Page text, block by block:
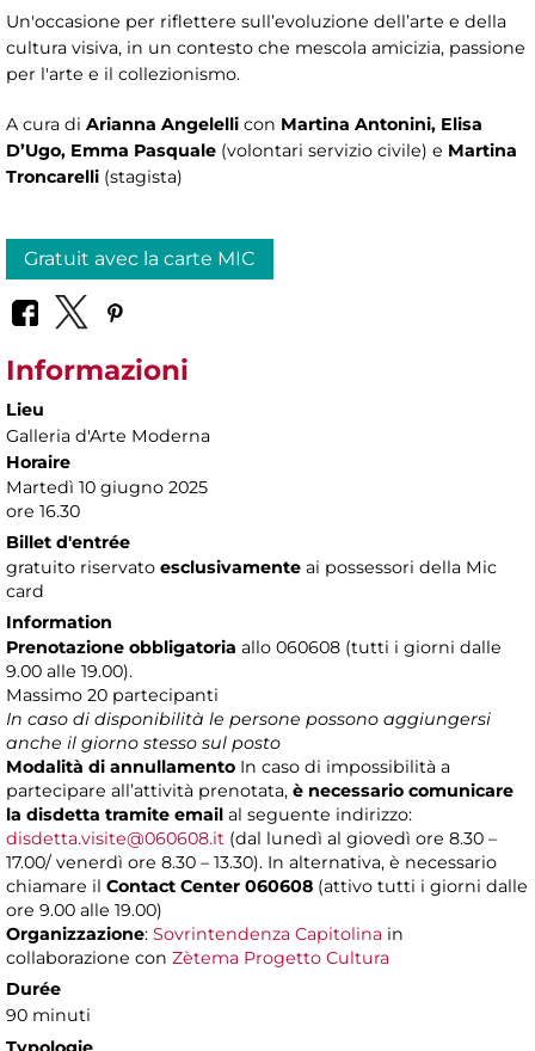
Un'occasione per riflettere sull’evoluzione dell’arte e della
cultura visiva, in un contesto che mescola amicizia, passione
per l'arte e il collezionismo.
A cura di Arianna Angelelli con Martina Antonini, Elisa
D’Ugo, Emma Pasquale (volontari servizio civile) e Martina
Troncarelli (stagista)
Gratuit avec la carte MIC
Informazioni
Lieu
Galleria d'Arte Moderna
Horaire
Martedì 10 giugno 2025
ore 16.30
Billet d'entrée
gratuito riservato esclusivamente ai possessori della Mic
card
Information
Prenotazione obbligatoria allo 060608 (tutti i giorni dalle
9.00 alle 19.00).
Massimo 20 partecipanti
In caso di disponibilità le persone possono aggiungersi
anche il giorno stesso sul posto
Modalità di annullamento In caso di impossibilità a
partecipare all’attività prenotata, è necessario comunicare
la disdetta tramite email al seguente indirizzo:
disdetta.visite@060608.it (dal lunedì al giovedì ore 8.30 –
17.00/ venerdì ore 8.30 – 13.30). In alternativa, è necessario
chiamare il Contact Center 060608 (attivo tutti i giorni dalle
ore 9.00 alle 19.00)
Organizzazione: Sovrintendenza Capitolina in
collaborazione con Zètema Progetto Cultura
Durée
90 minuti